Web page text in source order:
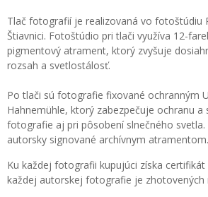
Tlač fotografií je realizovaná vo fotoštúdiu
Štiavnici. Fotoštúdio pri tlači využíva 12-
pigmentový atrament, ktorý zvyšuje
rozsah a svetlostálosť.
Po tlači sú fotografie fixované ochranným
Hahnemühle, ktorý zabezpečuje ochranu
fotografie aj pri pôsobení slnečného
autorsky signované archívnym atramentom.
Ku každej fotografii kupujúci získa certifikát
každej autorskej fotografie je zhotovených